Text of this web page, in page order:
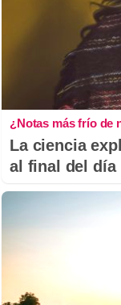
¿Notas más frío de
La ciencia
al final del día